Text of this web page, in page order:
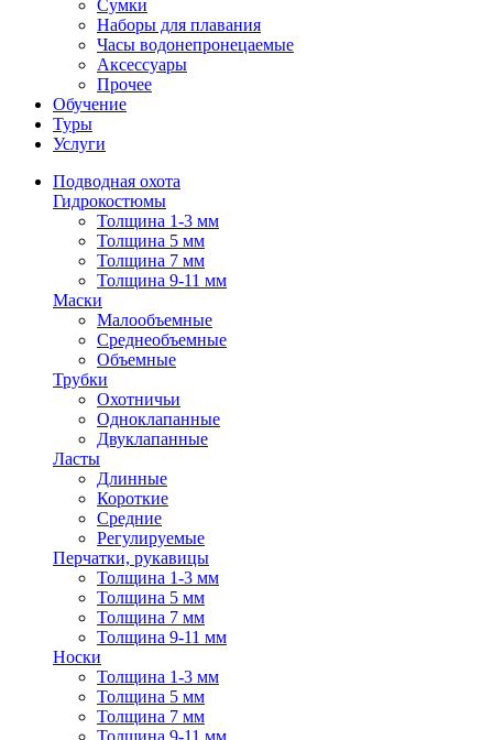
Сумки
Наборы для плавания
Часы водонепронецаемые
Аксессуары
Прочее
Обучение
Туры
Услуги
Подводная охота
Гидрокостюмы
Толщина 1-3 мм
Толщина 5 мм
Толщина 7 мм
Толщина 9-11 мм
Маски
Малообъемные
Среднеобъемные
Объемные
Трубки
Охотничьи
Одноклапанные
Двуклапанные
Ласты
Длинные
Короткие
Средние
Регулируемые
Перчатки, рукавицы
Толщина 1-3 мм
Толщина 5 мм
Толщина 7 мм
Толщина 9-11 мм
Носки
Толщина 1-3 мм
Толщина 5 мм
Толщина 7 мм
Толщина 9-11 мм